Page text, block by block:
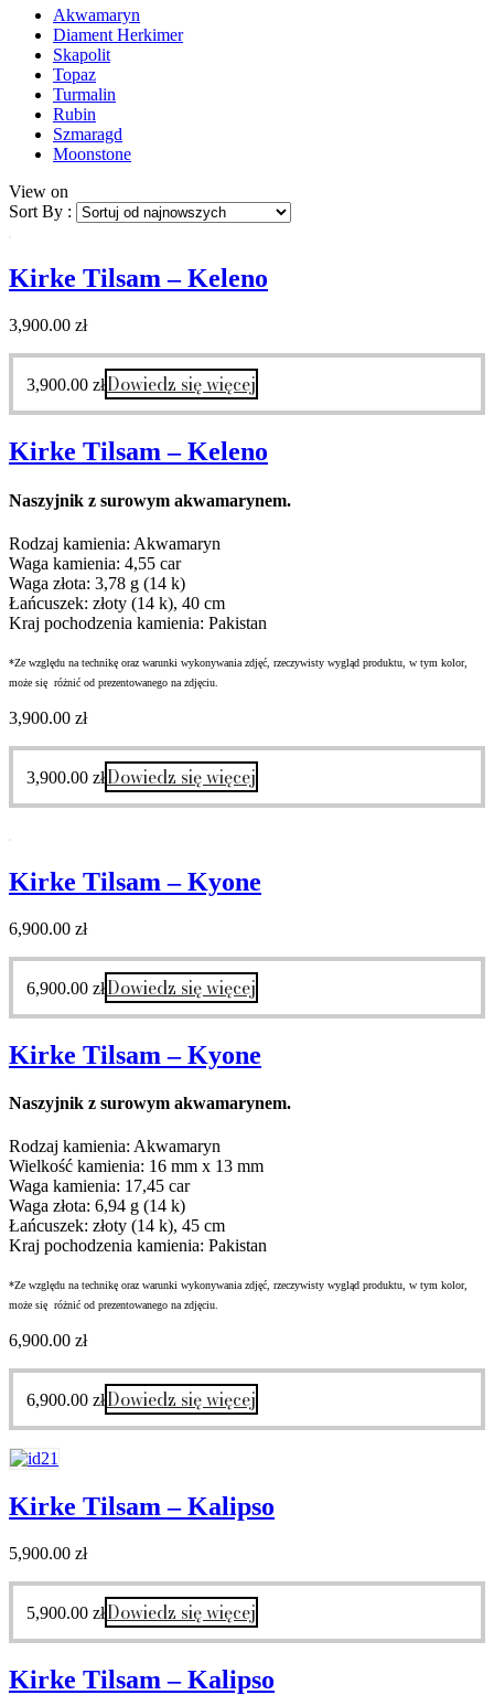
Akwamaryn
Diament Herkimer
Skapolit
Topaz
Turmalin
Rubin
Szmaragd
Moonstone
View on
Sort By :
Kirke Tilsam – Keleno
3,900.00 zł
3,900.00 złDowiedz się więcej
Kirke Tilsam – Keleno
Naszyjnik z surowym akwamarynem.
Rodzaj kamienia: Akwamaryn
Waga kamienia: 4,55 car
Waga złota: 3,78 g (14 k)
Łańcuszek: złoty (14 k), 40 cm
Kraj pochodzenia kamienia: Pakistan
*Ze względu na technikę oraz warunki wykonywania zdjęć, rzeczywisty wygląd produktu, w tym kolor,
może się różnić od prezentowanego na zdjęciu.
3,900.00 zł
3,900.00 złDowiedz się więcej
Kirke Tilsam – Kyone
6,900.00 zł
6,900.00 złDowiedz się więcej
Kirke Tilsam – Kyone
Naszyjnik z surowym akwamarynem.
Rodzaj kamienia: Akwamaryn
Wielkość kamienia: 16 mm x 13 mm
Waga kamienia: 17,45 car
Waga złota: 6,94 g (14 k)
Łańcuszek: złoty (14 k), 45 cm
Kraj pochodzenia kamienia: Pakistan
*Ze względu na technikę oraz warunki wykonywania zdjęć, rzeczywisty wygląd produktu, w tym kolor,
może się różnić od prezentowanego na zdjęciu.
6,900.00 zł
6,900.00 złDowiedz się więcej
Kirke Tilsam – Kalipso
5,900.00 zł
5,900.00 złDowiedz się więcej
Kirke Tilsam – Kalipso